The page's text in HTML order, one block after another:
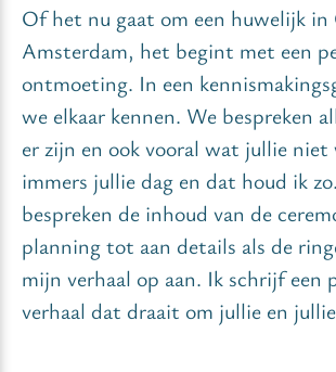
Of het nu gaat om een huwelijk in
Amsterdam, het begint met een
ontmoeting. In een
we elkaar kennen. We bespreken
er zijn en ook vooral wat jullie
immers jullie dag en dat houd ik
bespreken de inhoud van de
planning tot aan details als de
mijn verhaal op aan. Ik schrijf een
verhaal dat draait om jullie en